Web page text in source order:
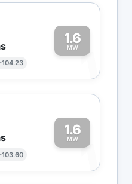
104.23
1.6
MW1
103.60
1.6
MW1